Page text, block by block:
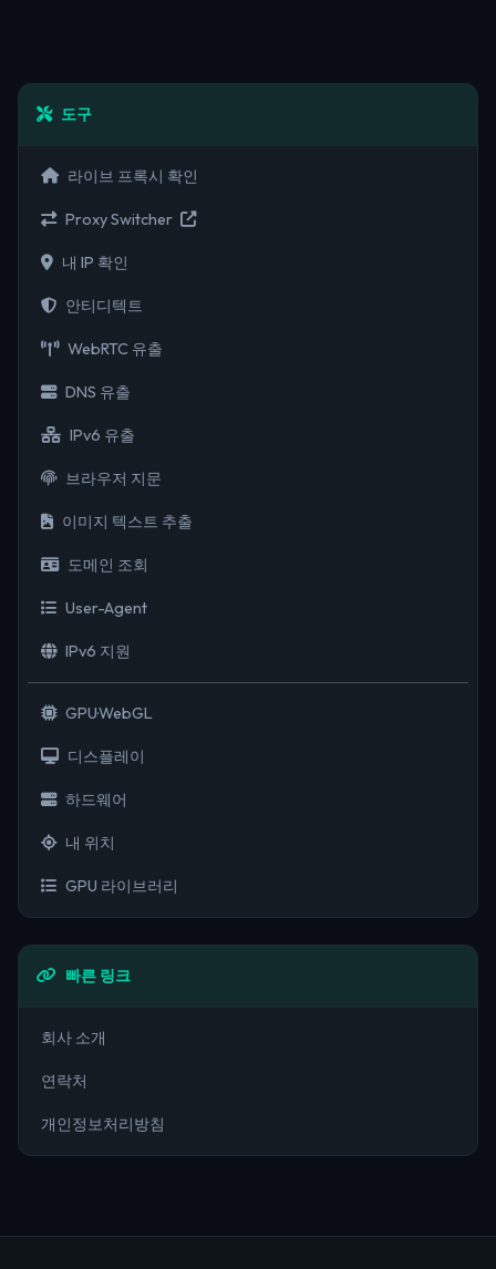
도구
라이브 프록시 확인
Proxy Switcher
내 IP 확인
안티디텍트
WebRTC 유출
DNS 유출
IPv6 유출
브라우저 지문
이미지 텍스트 추출
도메인 조회
User-Agent
IPv6 지원
GPU·WebGL
디스플레이
하드웨어
내 위치
GPU 라이브러리
빠른 링크
회사 소개
연락처
개인정보처리방침